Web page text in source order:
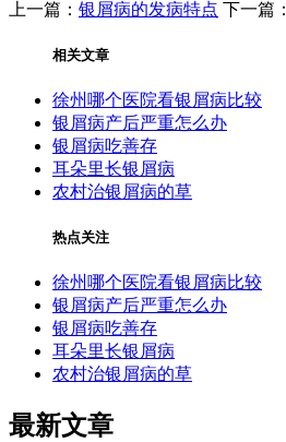
上一篇： 银屑病的发病特点 下一篇：
相关文章
徐州哪个医院看银屑病比较
银屑病产后严重怎么办
银屑病吃善存
耳朵里长银屑病
农村治银屑病的草
热点关注
徐州哪个医院看银屑病比较
银屑病产后严重怎么办
银屑病吃善存
耳朵里长银屑病
农村治银屑病的草
最新文章